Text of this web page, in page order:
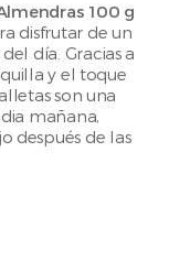
100 g
disfrutar de un
día. Gracias a
y el toque
son una
mañana,
después de las